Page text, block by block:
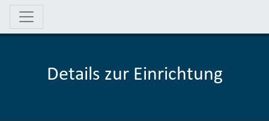
Details zur Einrichtung